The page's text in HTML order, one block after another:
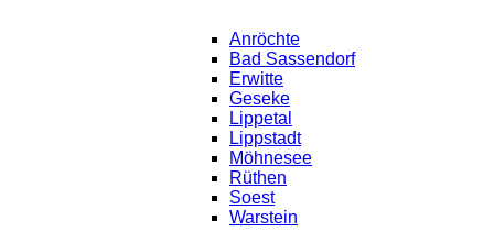
Anröchte
Bad Sassendorf
Erwitte
Geseke
Lippetal
Lippstadt
Möhnesee
Rüthen
Soest
Warstein